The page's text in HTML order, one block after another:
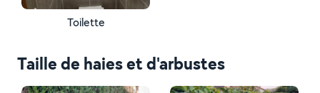
Toilette
Taille de haies et d'arbustes